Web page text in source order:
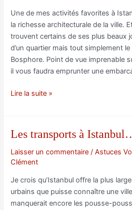
Une de mes activités favorites à
la richesse architecturale de la ville.
trouvent certains de ses plus beaux
d’un quartier mais tout simplement
Bosphore. Point de vue imprenable
il vous faudra emprunter une
Admirer
les
rives
du
Lire la suite »
Les transports à
Laisser un commentaire /Astuces
Clément
Je crois qu’Istanbul offre la plus
urbains que puisse connaître une
manquerait encore les pousse-